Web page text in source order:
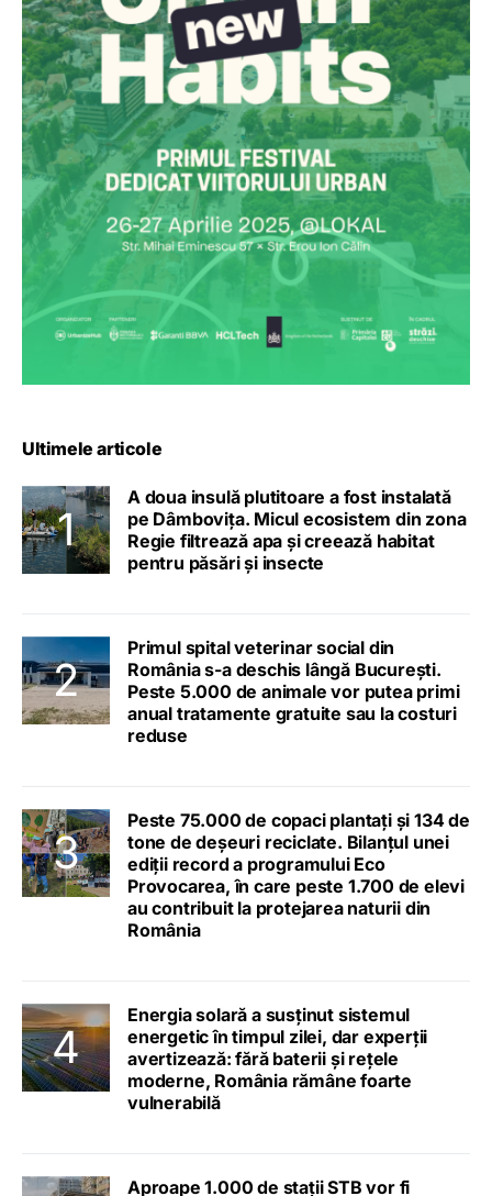
Ultimele articole
A doua insulă plutitoare a fost instalată
pe Dâmbovița. Micul ecosistem din zona
Regie filtrează apa și creează habitat
pentru păsări și insecte
Primul spital veterinar social din
România s-a deschis lângă București.
Peste 5.000 de animale vor putea primi
anual tratamente gratuite sau la costuri
reduse
Peste 75.000 de copaci plantați și 134 de
tone de deșeuri reciclate. Bilanțul unei
ediții record a programului Eco
Provocarea, în care peste 1.700 de elevi
au contribuit la protejarea naturii din
România
Energia solară a susținut sistemul
energetic în timpul zilei, dar experții
avertizează: fără baterii și rețele
moderne, România rămâne foarte
vulnerabilă
Aproape 1.000 de stații STB vor fi